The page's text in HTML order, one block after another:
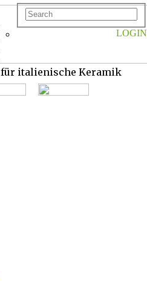
italienische Keramik
LOGIN